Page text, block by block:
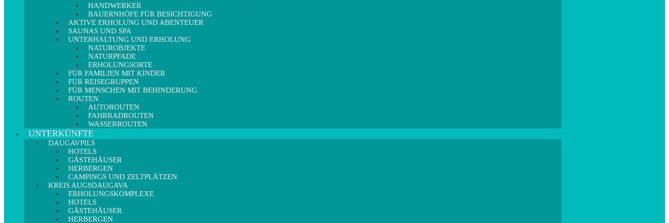
HANDWERKER
BAUERNHÖFE FÜR BESICHTIGUNG
AKTIVE ERHOLUNG UND ABENTEUER
SAUNAS UND SPA
UNTERHALTUNG UND ERHOLUNG
NATUROBJEKTE
NATURPFADE
ERHOLUNGSORTE
FÜR FAMILIEN MIT KINDER
FÜR REISEGRUPPEN
FÜR MENSCHEN MIT BEHINDERUNG
ROUTEN
AUTOROUTEN
FAHRRADROUTEN
WASSERROUTEN
UNTERKÜNFTE
DAUGAVPILS
HOTELS
GÄSTEHÄUSER
HERBERGEN
CAMPINGS UND ZELTPLÄTZEN
KREIS AUGSDAUGAVA
ERHOLUNGSKOMPLEXE
HOTELS
GÄSTEHÄUSER
HERBERGEN